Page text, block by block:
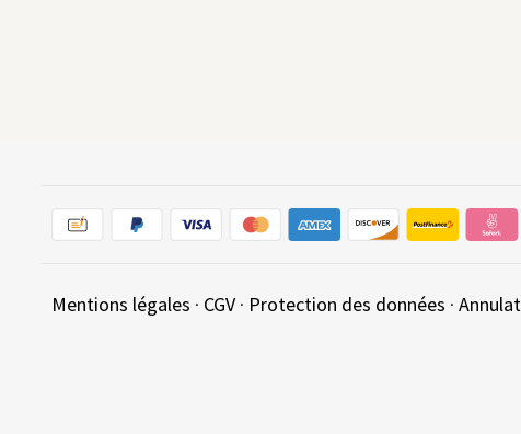
Mentions légales · CGV· Protection des données ·